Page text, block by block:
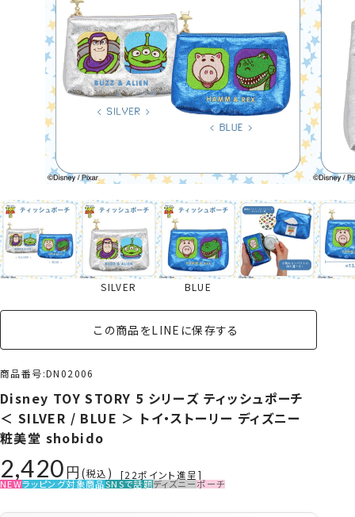
SILVER BLUE
この商品をLINEに保存する
商品番号 DN02006
Disney TOY STORY 5 シリーズ ティッシュポーチ
＜ SILVER / BLUE ＞ トイ・ストーリー ディズニー
粧美堂 shobido
2,420 税込 [22ポイント進呈]
NEWラッピング対象商品SNSで話題ディズニーポーチ